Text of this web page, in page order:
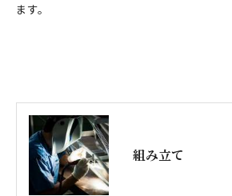
ます。
組み立て